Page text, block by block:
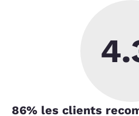
86% les clients